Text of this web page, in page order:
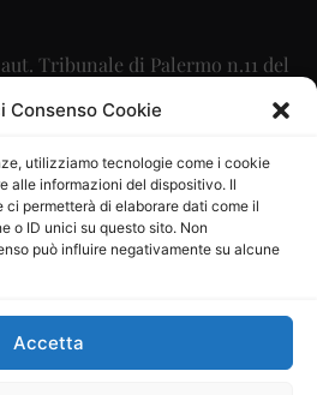
Consenso Cookie
utilizziamo tecnologie come i cookie
alle informazioni del dispositivo. Il
permetterà di elaborare dati come il
o ID unici su questo sito. Non
può influire negativamente su alcune
Accetta
Tribunale di Palermo n.11 del
29/09/2015
Maurizio Scaglione
Maria Calabrese
06334930820
Società Cooperativa a r.l. è